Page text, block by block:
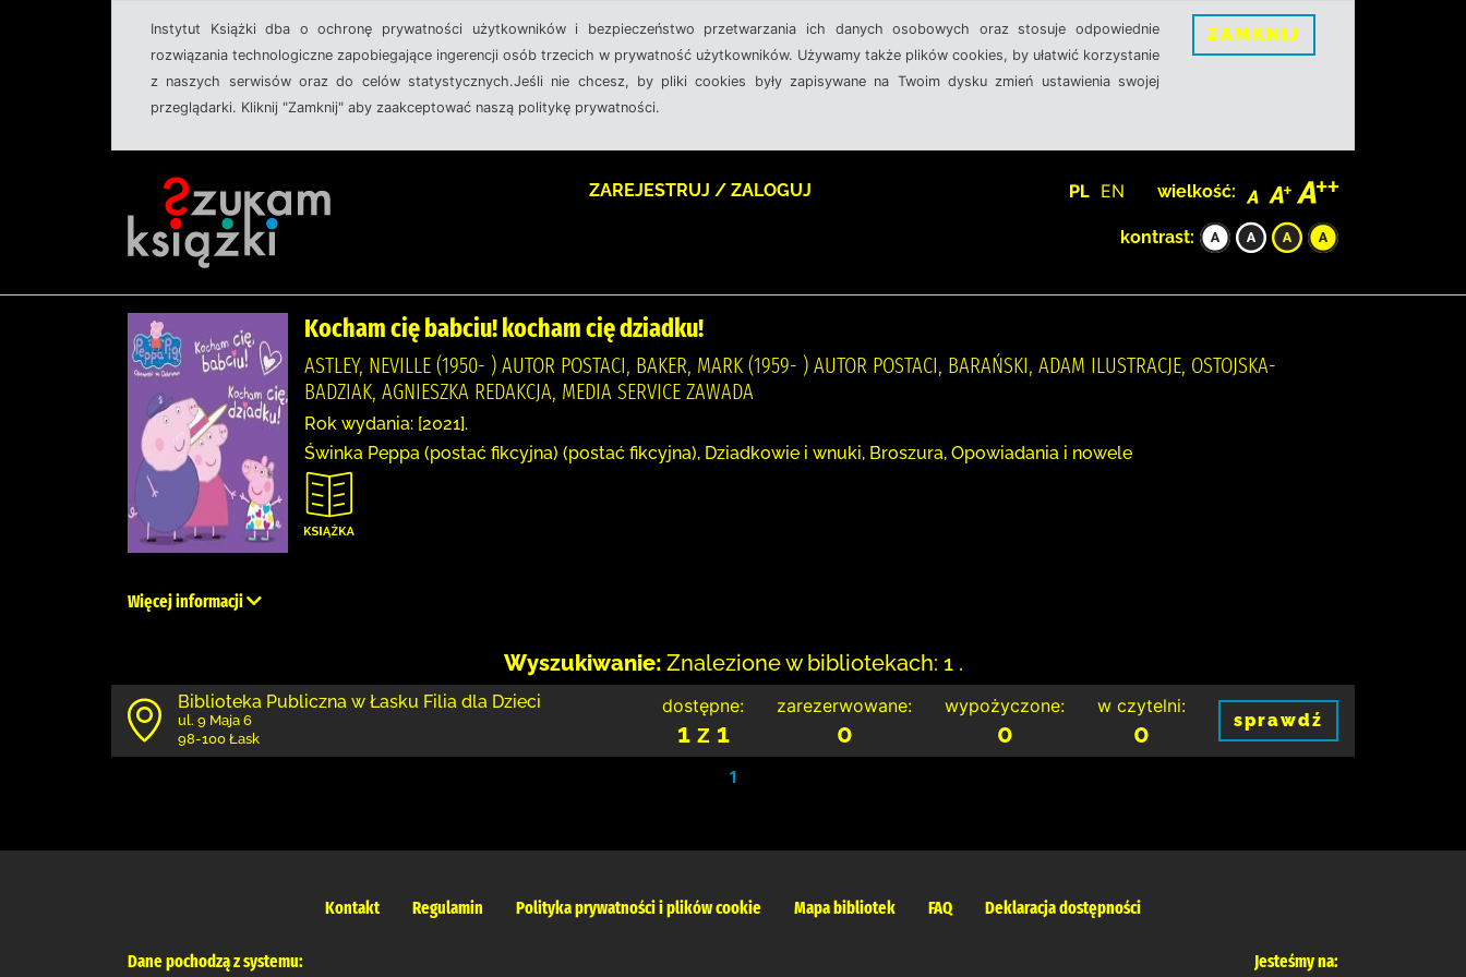
Instytut Książki dba o ochronę prywatności użytkowników i bezpieczeństwo przetwarzania ich danych osobowych oraz stosuje odpowiednie
rozwiązania technologiczne zapobiegające ingerencji osób trzecich w prywatność użytkowników. Używamy także plików cookies, by ułatwić korzystanie
z naszych serwisów oraz do celów statystycznych.Jeśli nie chcesz, by pliki cookies były zapisywane na Twoim dysku zmień ustawienia swojej
przeglądarki. Kliknij "Zamknij" aby zaakceptować naszą politykę prywatności.
ZAMKNIJ
ZAREJESTRUJ / ZALOGUJ PL EN wielkość:
kontrast:
Kocham cię babciu! kocham cię dziadku!
ASTLEY, NEVILLE (1950- ) AUTOR POSTACI, BAKER, MARK (1959- ) AUTOR POSTACI, BARAŃSKI, ADAM ILUSTRACJE, OSTOJSKA-
BADZIAK, AGNIESZKA REDAKCJA, MEDIA SERVICE ZAWADA
Rok wydania: [2021].
Świnka Peppa (postać fikcyjna) (postać fikcyjna), Dziadkowie i wnuki, Broszura, Opowiadania i nowele
Więcej informacji
Wyszukiwanie: Znalezione w bibliotekach: 1 .
Biblioteka Publiczna w Łasku Filia dla Dzieci
ul. 9 Maja 6
98-100 Łask
dostępne:
1 z 1
zarezerwowane:
0
wypożyczone:
0
w czytelni:
0 sprawdź
1
Kontakt Regulamin Polityka prywatności i plików cookie Mapa bibliotek FAQ Deklaracja dostępności
Dane pochodzą z systemu: Jesteśmy na: